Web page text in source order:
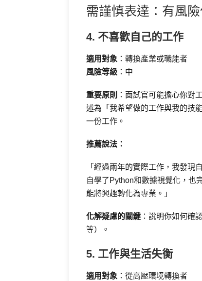
需謹慎表達：有風
4. 不喜歡自己的工作
適用對象 ：轉換產業或職能者
風險等級 ：中
重要原則
：面試官可能擔心你對
述為「我希望做的工作與我的技
一份工作。
推薦說法：
「經過兩年的實際工作，我發現
自學了Python和數據視覺化，也
能將興趣轉化為專業。」
化解疑慮的關鍵 ：說明你如何確
等）。
5. 工作與生活失衡
適用對象 ：從高壓環境轉換者